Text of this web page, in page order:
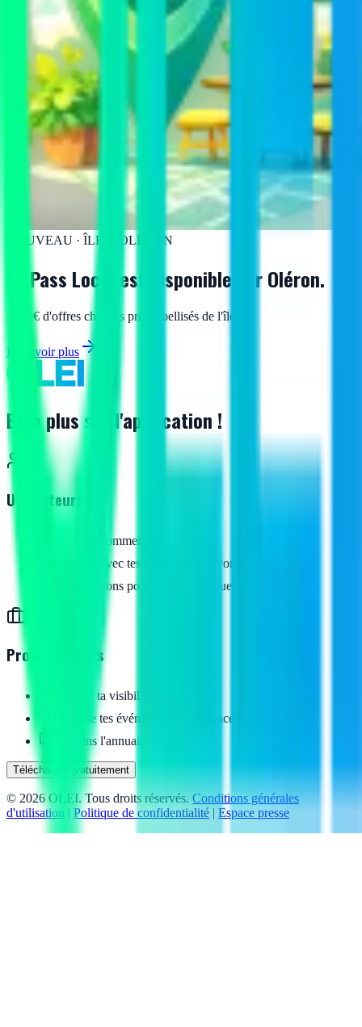
NOUVEAU · ÎLE D'OLÉRON
Le Pass Local est disponible sur Oléron.
+150€ d'offres chez les pros labellisés de l'île.
En savoir plus
Bien plus sur l'application !
Utilisateurs
Suis tes commerces favoris
Planifie avec tes événements favoris
Notifications pour ne rien manquer
Professionnels
Booste ta visibilité
Diffuse tes événements et annonces
Rejoins l'annuaire local
Télécharger gratuitement
© 2026OLEI. Tous droits réservés. Conditions générales
d'utilisation | Politique de confidentialité | Espace presse